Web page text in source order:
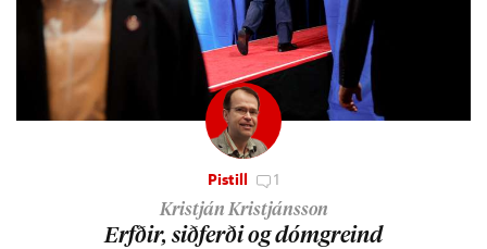
Pistill 1
Kristján Kristjánsson
Erfð­ir, sið­ferði og dómgreind